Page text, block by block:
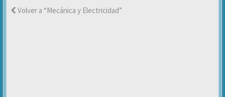
Volver a “Mecánica y Electricidad”